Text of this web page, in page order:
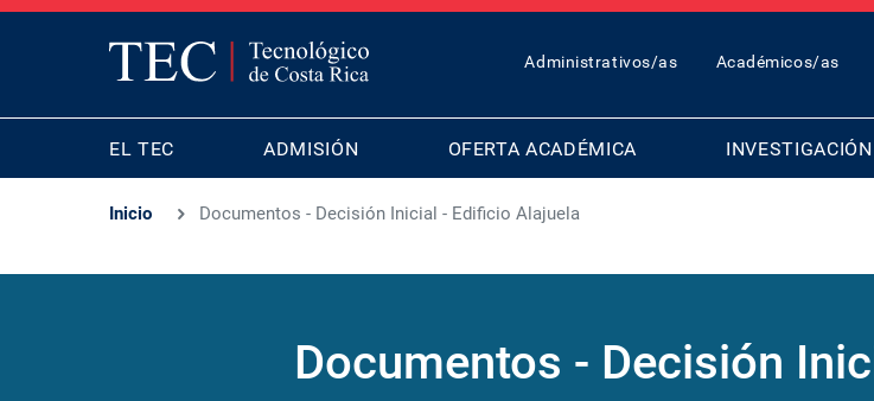
TOP
MENU
Administrativos/as Académicos/as
MAIN
NAVIGATION
EL TEC ADMISIÓN OFERTA ACADÉMICA
Inicio Documentos - Decisión Inicial - Edificio Alajuela
Documentos - Decisión